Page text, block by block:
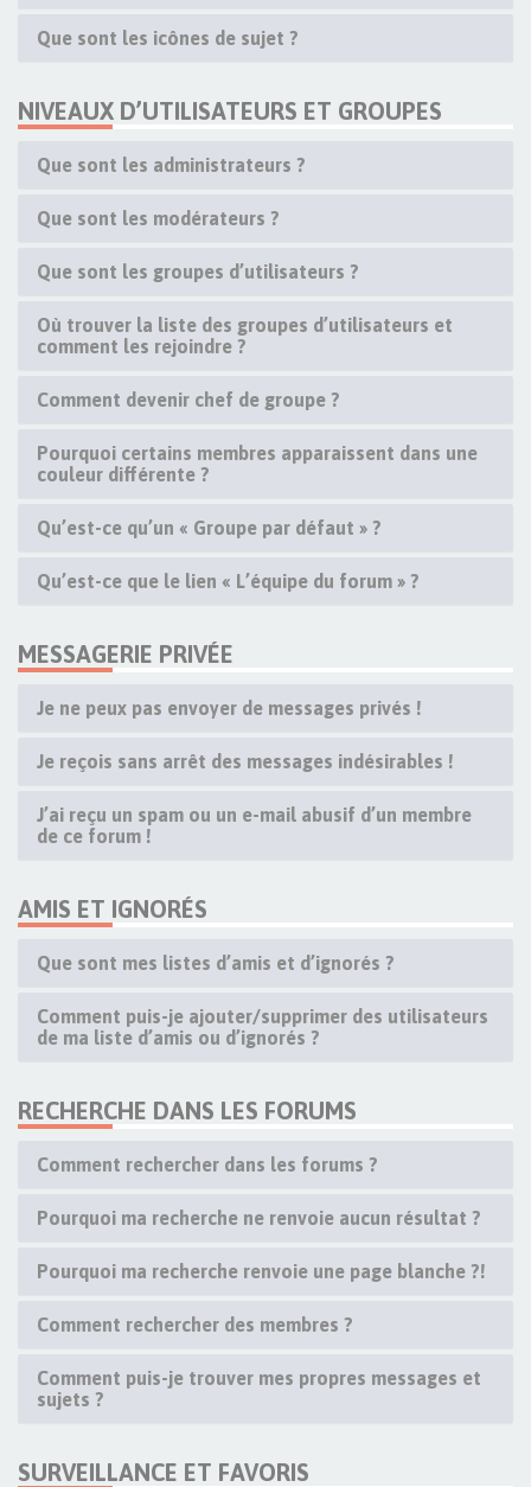
Que sont les icônes de sujet ?
NIVEAUX D’UTILISATEURS ET GROUPES
Que sont les administrateurs ?
Que sont les modérateurs ?
Que sont les groupes d’utilisateurs ?
Où trouver la liste des groupes d’utilisateurs et
comment les rejoindre ?
Comment devenir chef de groupe ?
Pourquoi certains membres apparaissent dans une
couleur différente ?
Qu’est-ce qu’un « Groupe par défaut » ?
Qu’est-ce que le lien « L’équipe du forum » ?
MESSAGERIE PRIVÉE
Je ne peux pas envoyer de messages privés !
Je reçois sans arrêt des messages indésirables !
J’ai reçu un spam ou un e-mail abusif d’un membre
de ce forum !
AMIS ET IGNORÉS
Que sont mes listes d’amis et d’ignorés ?
Comment puis-je ajouter/supprimer des utilisateurs
de ma liste d’amis ou d’ignorés ?
RECHERCHE DANS LES FORUMS
Comment rechercher dans les forums ?
Pourquoi ma recherche ne renvoie aucun résultat ?
Pourquoi ma recherche renvoie une page blanche ?!
Comment rechercher des membres ?
Comment puis-je trouver mes propres messages et
sujets ?
SURVEILLANCE ET FAVORIS